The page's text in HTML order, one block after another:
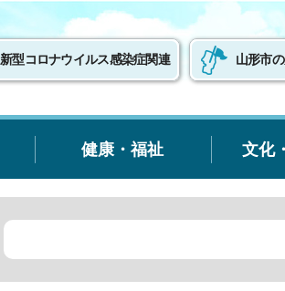
新型コロナウイルス感染症関連 山形市
健康・福祉 文化